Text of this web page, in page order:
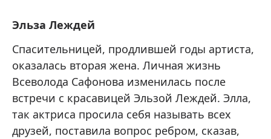
Эльза Леждей
Спасительницей, продлившей годы артиста,
оказалась вторая жена. Личная жизнь
Всеволода Сафонова изменилась после
встречи с красавицей Эльзой Леждей. Элла,
так актриса просила себя называть всех
друзей, поставила вопрос ребром, сказав,